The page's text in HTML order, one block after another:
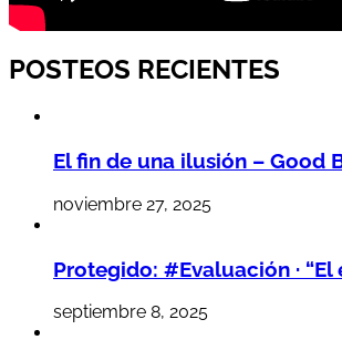
POSTEOS RECIENTES
El fin de una ilusión – Good
noviembre 27, 2025
Protegido: #Evaluación ·
septiembre 8, 2025